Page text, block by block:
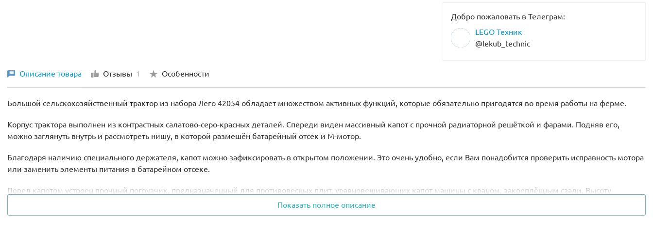
Добро пожаловать в Телеграм:
LEGO Техник
@lekub_technic
Описание товара Отзывы 1 Особенности
Большой сельскохозяйственный трактор из набора Лего 42054 обладает множеством активных функций, которые обязательно пригодятся во время работы на ферме.
Корпус трактора выполнен из контрастных салатово-серо-красных деталей. Спереди виден массивный капот с прочной радиаторной решёткой и фарами. Подняв его,
можно заглянуть внутрь и рассмотреть нишу, в которой размешён батарейный отсек и М-мотор.
Благодаря наличию специального держателя, капот можно зафиксировать в открытом положении. Это очень удобно, если Вам понадобится проверить исправность мотора
или заменить элементы питания в батарейном отсеке.
Перед капотом устроен прочный погрузчик, предназначенный для противовесных плит, уравновешивающих капот машины с краном, закреплённым сзади. Высоту
Показать полное описание